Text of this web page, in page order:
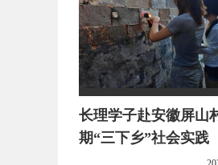
长理学子赴安徽屏山
期“三下乡”社会实践